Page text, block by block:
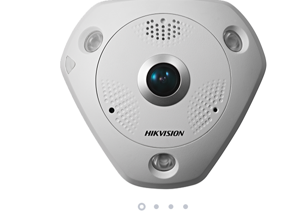
Automatizari
Control acces
Solutii dedicate
Smart Home
Retelistica
Cabluri si accesorii
Scule si unelte